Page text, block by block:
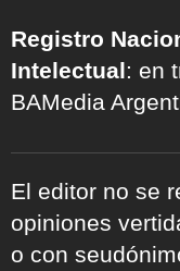
Registro
Intelectual: en
BAMedia
El editor no se
opiniones
o con